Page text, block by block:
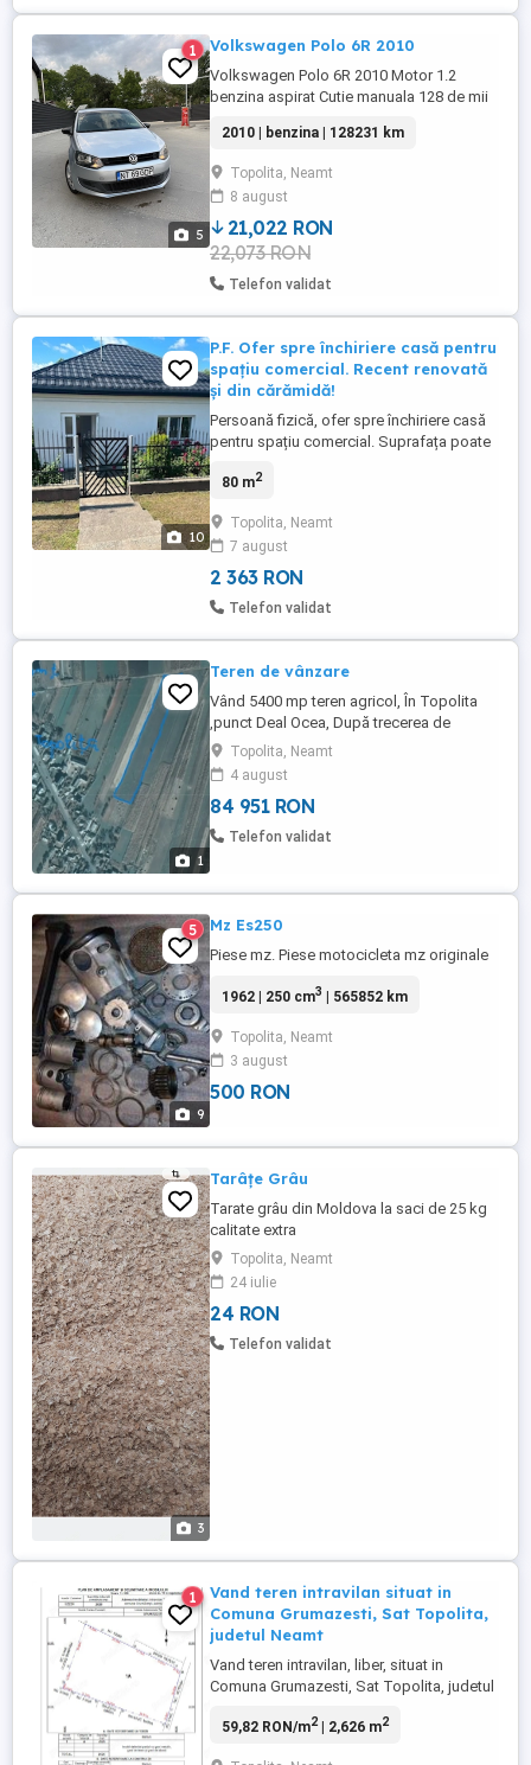
5
1 Volkswagen Polo 6R 2010
Volkswagen Polo 6R 2010 Motor 1.2
benzina aspirat Cutie manuala 128 de mii
aer condiționat navigatie cu android etc
Sunt proprietar in acte singurul din
Romania, masina este imatriculata anul
trecut, este adusa din germania. nu are
rugina absolut deloc sau ...
2010 | benzina | 128231 km
Topolita, Neamt
8 august
21,022 RON
22,073 RON
Telefon validat
10
P.F. Ofer spre închiriere casă pentru
spațiu comercial. Recent renovată
și din cărămidă!
Persoană fizică, ofer spre închiriere casă
pentru spațiu comercial. Suprafața poate
cărămidă, izolată și recent renovată!
Investiției) Topolița (Ocea), foarte
aproape de orașul Târgu Neamț. Ieșirea la
stradă oferă ...
80 m2
Topolita, Neamt
7 august
2 363 RON
Telefon validat
1
Teren de vânzare
Vând 5400 mp teren agricol, În Topolita
,punct Deal Ocea, După trecerea de
autostradă A 8 , dinspre Tg Neamț ,pe
primul drum la stanga la cca 200 m. Prețul
este de 3 euro mp Relații la tel:
Topolita, Neamt
4 august
84 951 RON
Telefon validat
9
5 Mz Es250
Piese mz. Piese motocicleta mz originale
1962 | 250 cm3 | 565852 km
Topolita, Neamt
3 august
500 RON
3
Tarâțe Grâu
Tarate grâu din Moldova la saci de 25 kg
calitate extra
Topolita, Neamt
24 iulie
24 RON
Telefon validat
1
Vand teren intravilan situat in
Comuna Grumazesti, Sat Topolita,
judetul Neamt
Vand teren intravilan, liber, situat in
Comuna Grumazesti, Sat Topolita, judetul
pentru constructia unei case, cabana sau
59,82 RON/m2| 2,626 m2